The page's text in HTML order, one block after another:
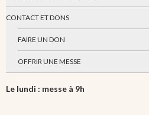
CONTACT ET DONS
FAIRE UN DON
OFFRIR UNE MESSE
Le lundi : messe à 9h